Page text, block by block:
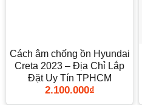
Cách âm chống ồn Hyundai
Creta 2023 – Địa Chỉ Lắp
Đặt Uy Tín TPHCM
2.100.000₫